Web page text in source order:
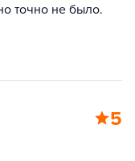
точно не было.
5